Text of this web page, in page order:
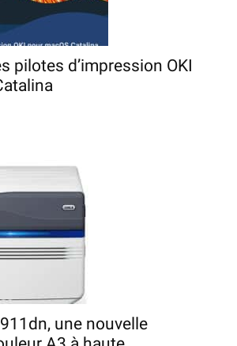
pilotes d’impression OKI
une nouvelle